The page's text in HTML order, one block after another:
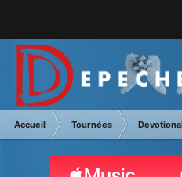
Accueil Tournées